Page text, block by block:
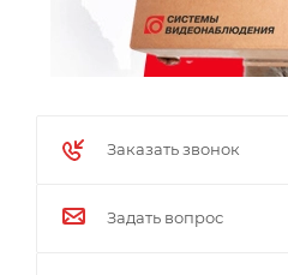
Заказать звонок
Задать вопрос